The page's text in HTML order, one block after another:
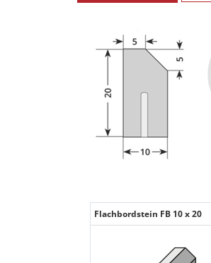
Flachbordstein FB 10 x 20